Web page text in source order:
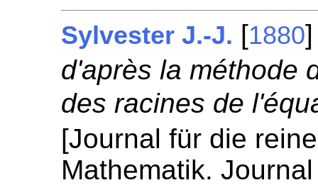
Sylvester J.-J. [1880
d'après la méthode
des racines de
[Journal für die
Mathematik.